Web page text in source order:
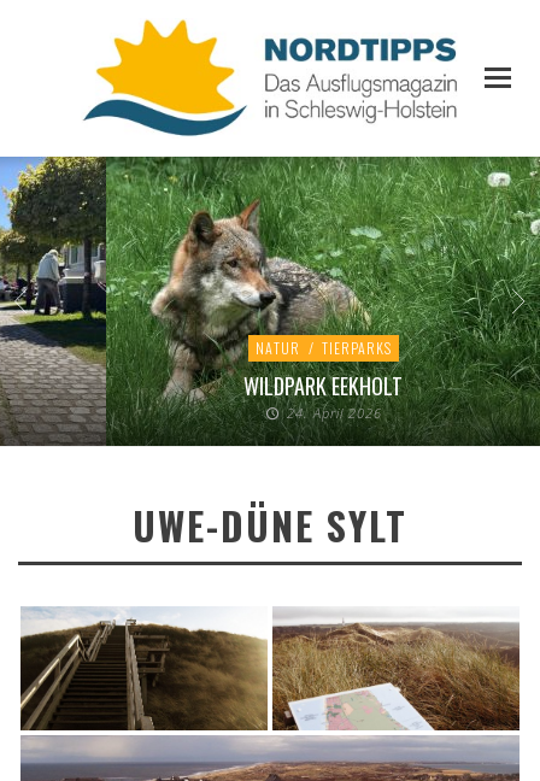
NATUR / TIERPARKS
WILDPARK EEKHOLT
24. April 2026
UWE-DÜNE SYLT